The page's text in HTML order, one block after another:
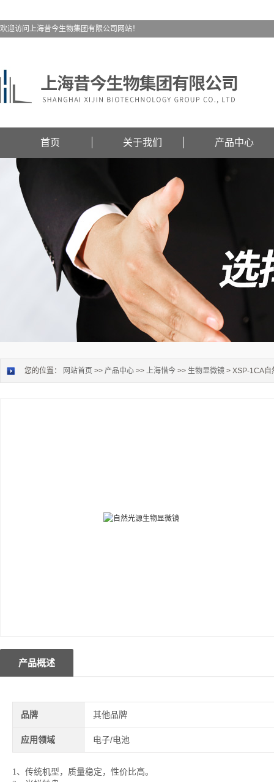
欢迎访问上海昔今生物集团有限公司网站！
首页 关于我们 产品中心
您的位置： 网站首页 >> 产品中心 >> 上海惜今 >> 生物显微镜 > XSP-1CA自
产品概述
品牌 其他品牌
应用领域 电子/电池
1、传统机型，质量稳定，性价比高。